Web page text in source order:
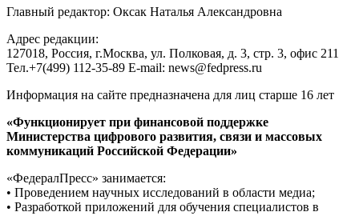
Главный редактор: Оксак Наталья Александровна
Адрес редакции:
127018, Россия, г.Москва, ул. Полковая, д. 3, стр. 3, офис 211
Тел.+7(499) 112-35-89 E-mail: news@fedpress.ru
Информация на сайте предназначена для лиц старше 16 лет
«Функционирует при финансовой поддержке
Министерства цифрового развития, связи и массовых
коммуникаций Российской Федерации»
«ФедералПресс» занимается:
• Проведением научных исследований в области медиа;
• Разработкой приложений для обучения специалистов в